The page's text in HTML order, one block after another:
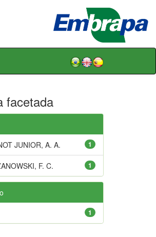
facetada
1
JUNIOR, A. A.
1
F. C.
1